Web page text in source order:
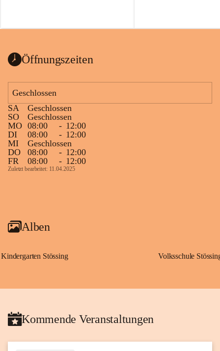
Öffnungszeiten
Geschlossen
SA
Geschlossen
SO
Geschlossen
MO 08:00 - 12:00
DI
08:00 - 12:00
MI
Geschlossen
DO
08:00 - 12:00
FR
08:00 - 12:00
Zuletzt bearbeitet: 11.04.2025
Alben
Kindergarten Stössing Volksschule
Kommende Veranstaltungen